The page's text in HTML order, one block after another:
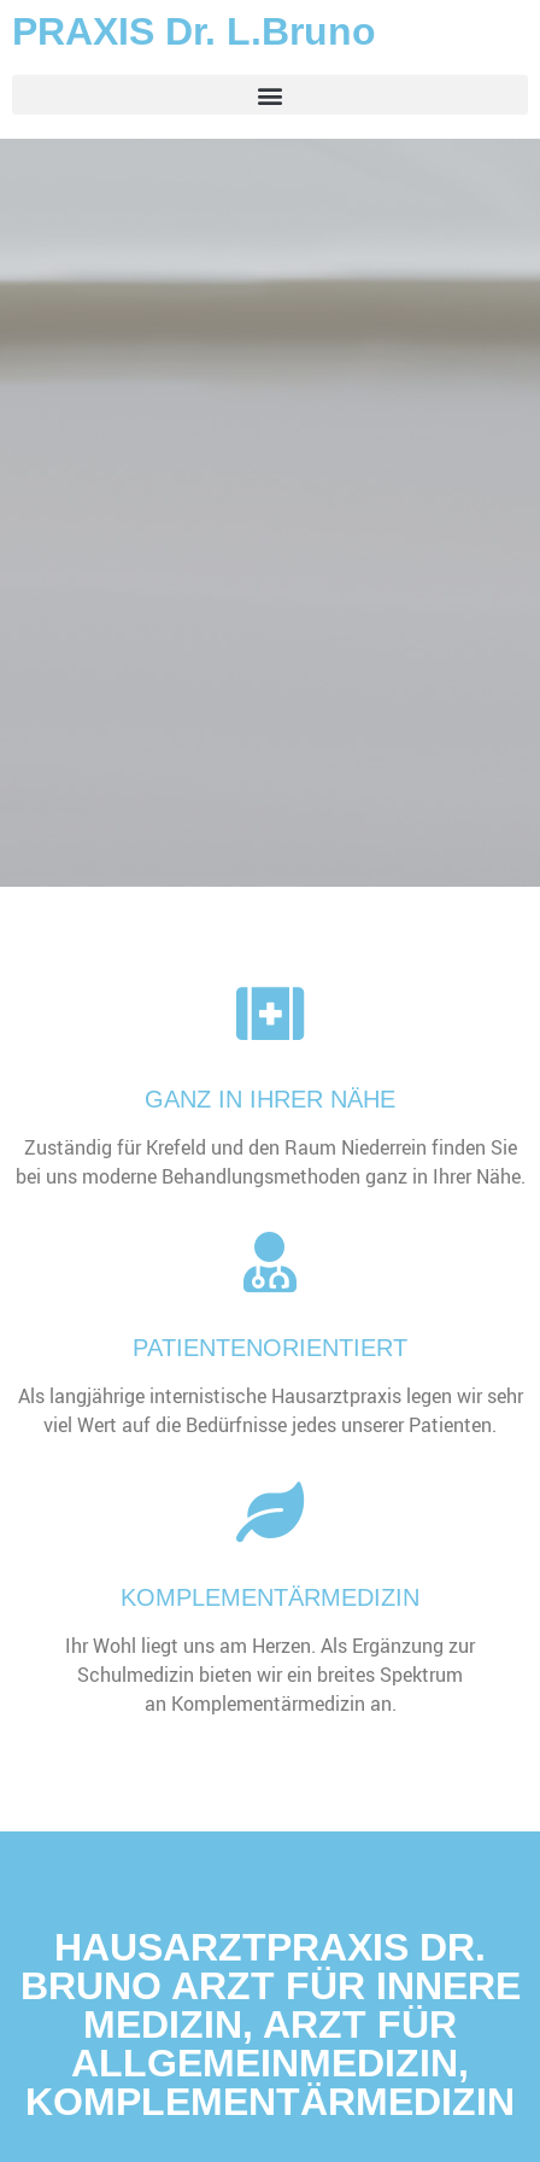
PRAXIS Dr. L.Bruno
GANZ IN IHRER NÄHE
Zuständig für Krefeld und den Raum Niederrein finden Sie
bei uns moderne Behandlungsmethoden ganz in Ihrer Nähe.
PATIENTENORIENTIERT
Als langjährige internistische Hausarztpraxis legen wir sehr
viel Wert auf die Bedürfnisse jedes unserer Patienten.
KOMPLEMENTÄRMEDIZIN
Ihr Wohl liegt uns am Herzen. Als Ergänzung zur
Schulmedizin bieten wir ein breites Spektrum
an Komplementärmedizin an.
HAUSARZTPRAXIS DR.
BRUNO ARZT FÜR INNERE
MEDIZIN, ARZT FÜR
ALLGEMEINMEDIZIN,
KOMPLEMENTÄRMEDIZIN